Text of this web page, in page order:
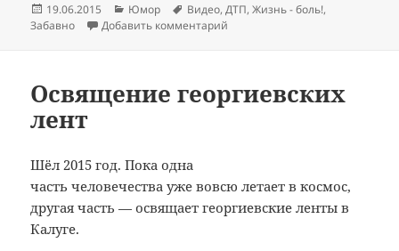
Опубликовано
19.06.2015 Рубрики
Юмор Метки
Видео,ДТП,Жизнь - боль!,
Забавно
Добавить комментарий
Освящение георгиевских
лент
Шёл 2015 год. Пока одна
часть человечества уже вовсю летает в космос,
другая часть — освящает георгиевские ленты в
Калуге.